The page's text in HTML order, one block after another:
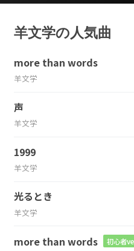
羊文学の人気曲
more than words
羊文学
声
羊文学
1999
羊文学
光るとき
羊文学
more than words 初心者